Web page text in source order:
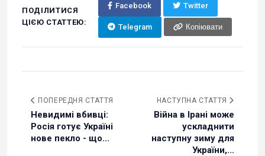
ПОДІЛИТИСЯ
ЦІЄЮ СТАТТЕЮ:
Facebook Twitter
Telegram Копіювати
ПОПЕРЕДНЯ СТАТТЯ
Невидимі вбивці:
Росія готує Україні
нове пекло - що...
НАСТУПНА СТАТТЯ
Війна в Ірані може
ускладнити
наступну зиму для
України,...